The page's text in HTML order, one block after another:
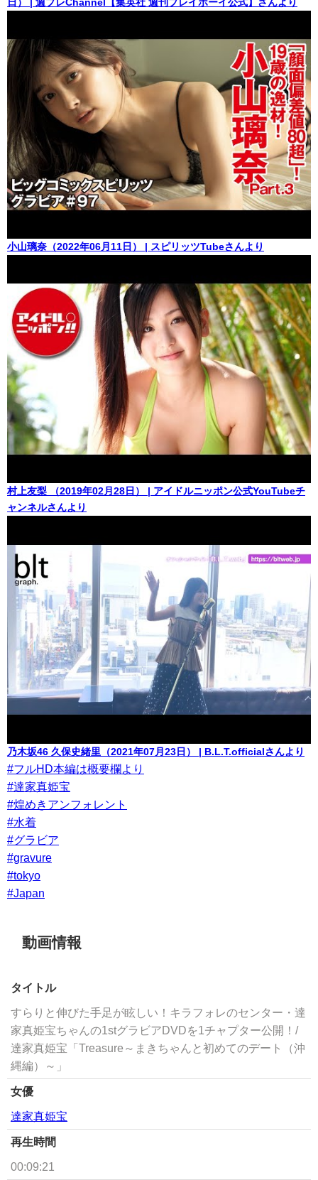
小山璃奈（2022年06月11日） | スピリッツTubeさんより
村上友梨 （2019年02月28日） | アイドルニッポン公式YouTubeチ
ャンネルさんより
乃木坂46 久保史緒里（2021年07月23日） | B.L.T.officialさんより
#フルHD本編は概要欄より
#達家真姫宝
#煌めきアンフォレント
#水着
#グラビア
#gravure
#tokyo
#Japan
動画情報
タイトル
すらりと伸びた手足が眩しい！キラフォレのセンター・達
家真姫宝ちゃんの1stグラビアDVDを1チャプター公開！/
達家真姫宝「Treasure～まきちゃんと初めてのデート（沖
縄編）～」
女優
達家真姫宝
再生時間
00:09:21